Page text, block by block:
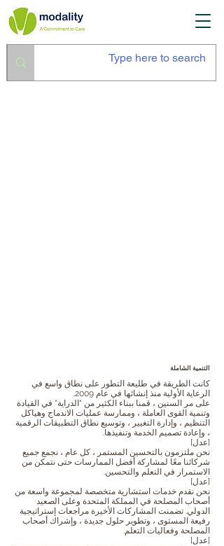
التنمية الشاملة
كانت الطريقة في طليعة التطور على نطاق واسع في
الرعاية الأولية منذ إنشائها في عام 2009.
على مر السنين ، قمنا ببناء الكثير من "الدراية" في القيادة
وتنمية القوى العاملة ، وممارسة عمليات الاندماج وهياكل
التنظيم ، وإدارة التغيير ، وتوسيع نطاق التطبيقات الرقمية
، وإعادة تصميم الخدمة وتنفيذها.
[عدل]
نحن ملتزمون بالتحسين المستمر ، كل عام ، نجمع جميع
شركائنا معًا لمشاركة أفضل الممارسات حتى نتمكن من
الاستمرار في التعلم والتحسين.
[عدل]
نحن نقدم خدمات استشارية متخصصة لمجموعة واسعة من
أصحاب المصلحة في المملكة المتحدة وعلى الصعيد
الدولي. تضمنت المشاركات الأخيرة مراجعات إستراتيجية
رفيعة المستوى ، وتطوير حلول جديدة ، وإشراك أصحاب
المصلحة وفعاليات التعلم.
[عدل]